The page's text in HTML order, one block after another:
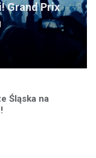
Grand Prix
Śląska na